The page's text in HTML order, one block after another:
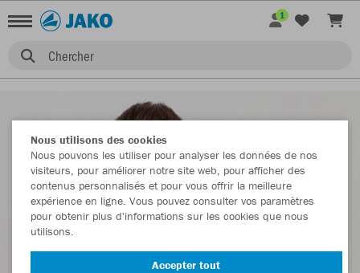
Chercher
1
Nous utilisons des cookies
Nous pouvons les utiliser pour analyser les données de nos
visiteurs, pour améliorer notre site web, pour afficher des
contenus personnalisés et pour vous offrir la meilleure
expérience en ligne. Vous pouvez consulter vos paramètres
pour obtenir plus d'informations sur les cookies que nous
utilisons.
Accepter tout